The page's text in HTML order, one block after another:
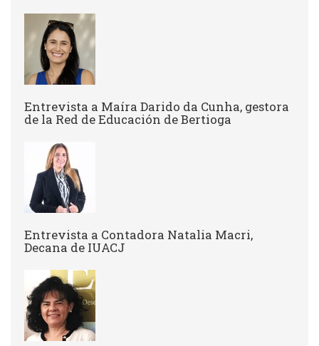
Entrevista a ​Maíra Darido da Cunha, gestora
de la Red de Educación de Bertioga
Entrevista a Contadora Natalia Macri,
Decana de IUACJ